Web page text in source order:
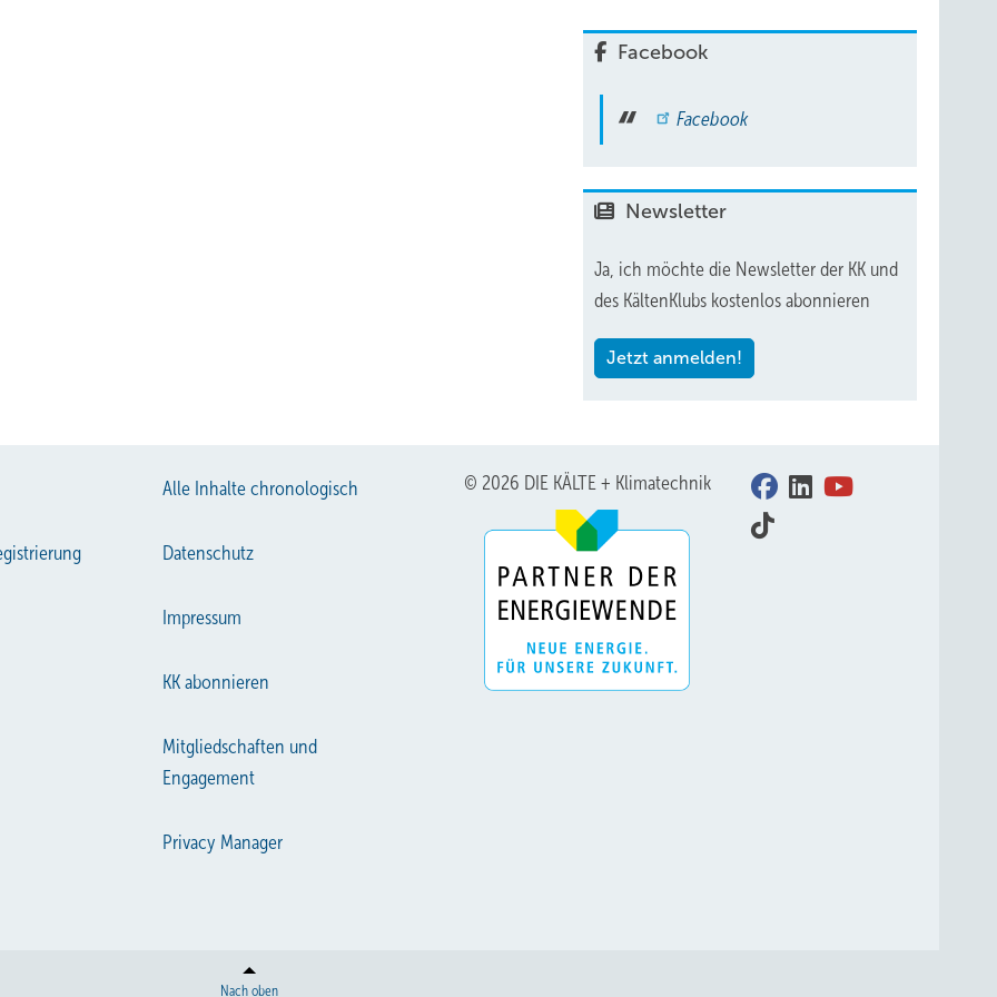
Facebook
Facebook
Newsletter
Ja, ich möchte die Newsletter der KK und
des KältenKlubs kostenlos abonnieren
Jetzt anmelden!
Alle Inhalte chronologisch
Datenschutz
Impressum
KK abonnieren
Mitgliedschaften und
Engagement
Privacy Manager
© 2026 DIE KÄLTE + Klimatechnik
Nach oben